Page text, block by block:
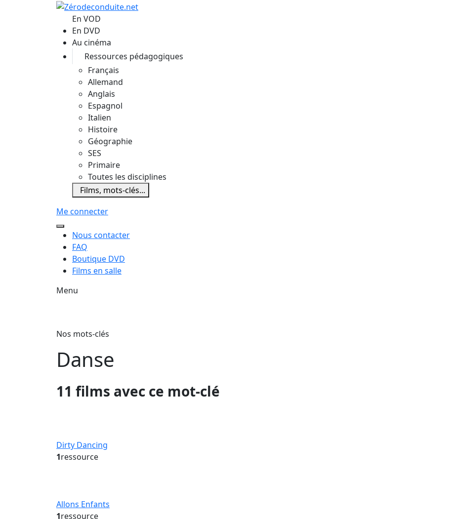
Aller au contenu principal
En VOD
En DVD
Au cinéma
Ressources pédagogiques
Français
Allemand
Anglais
Espagnol
Italien
Histoire
Géographie
SES
Primaire
Toutes les disciplines
Films, mots-clés...
Me connecter
Nous contacter
FAQ
Boutique DVD
Films en salle
Menu
Nos mots-clés
Danse
11 films avec ce mot-clé
Dirty Dancing
1ressource
Allons Enfants
1ressource